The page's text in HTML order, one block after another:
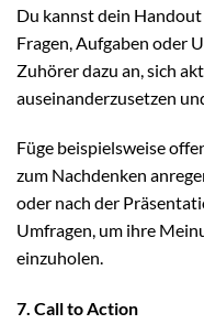
Du kannst dein
Fragen, Aufgaben oder
Zuhörer dazu an, sich
auseinanderzusetzen
Füge beispielsweise
zum Nachdenken
oder nach der
Umfragen, um ihre
einzuholen.
7. Call to Action